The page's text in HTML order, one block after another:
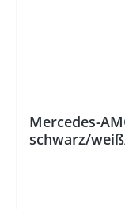
Mercedes-
schwarz/